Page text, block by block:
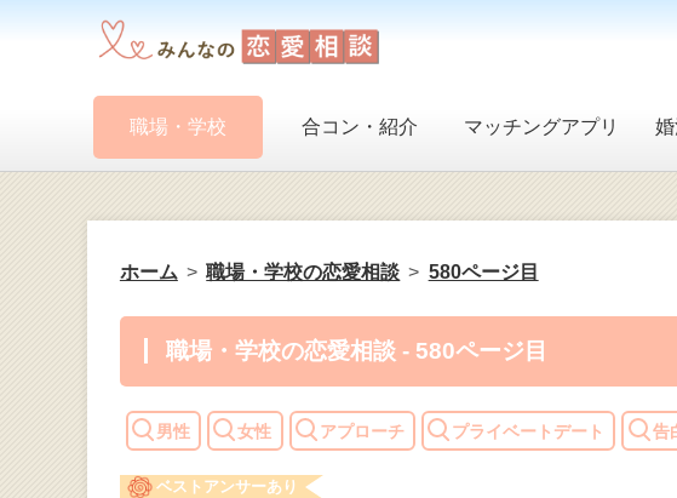
職場・学校 合コン・紹介 マッチングアプリ
ホーム 職場・学校の恋愛相談 580ページ目
職場・学校の恋愛相談 - 580ページ目
男性 女性 アプローチ プライベートデート 告
ベストアンサーあり